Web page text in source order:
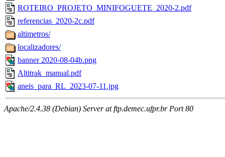
ROTEIRO_PROJETO_MINIFOGUETE_2020-2.pdf
referencias_2020-2c.pdf
altimetros/
localizadores/
banner 2020-08-04b.png
Altitrak_manual.pdf
aneis_para_RL_2023-07-11.jpg
Apache/2.4.38 (Debian) Server at ftp.demec.ufpr.br Port 80